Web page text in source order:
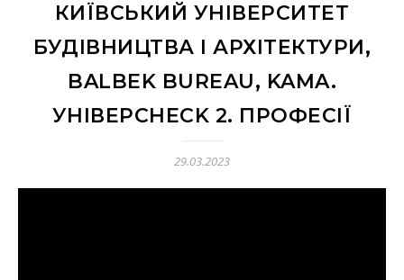
КИЇВСЬКИЙ УНІВЕРСИТЕТ
БУДІВНИЦТВА І АРХІТЕКТУРИ,
BALBEK BUREAU, KAMA.
УНІВЕРCHECK 2. ПРОФЕСІЇ
29.03.2023